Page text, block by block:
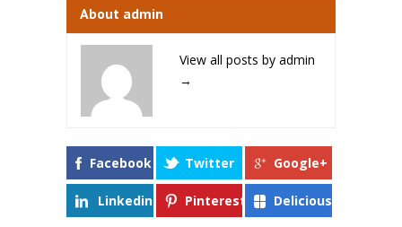
About admin
View all posts by admin
→
Facebook Twitter Google+
Linkedin Pinterest Delicious